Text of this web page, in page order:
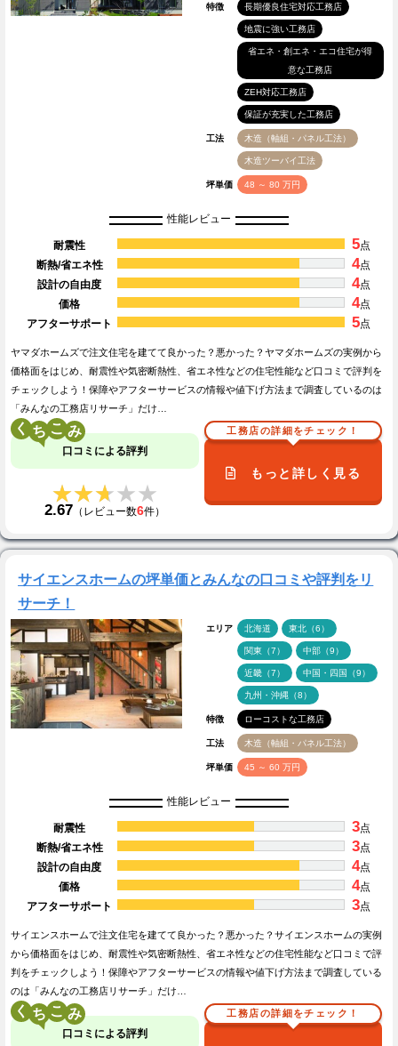
特徴 長期優良住宅対応工務店
地震に強い工務店
省エネ・創エネ・エコ住宅が得
意な工務店
ZEH対応工務店
保証が充実した工務店
工法 木造（軸組・パネル工法）
木造ツーバイ工法
坪単価 48 ～ 80 万円
性能レビュー
耐震性 5点
断熱/省エネ性
4点
設計の自由度
4点
価格
4点
アフターサポート
5点
ヤマダホームズで注文住宅を建てて良かった？悪かった？ヤマダホームズの実例から
価格面をはじめ、耐震性や気密断熱性、省エネ性などの住宅性能など口コミで評判を
チェックしよう！保障やアフターサービスの情報や値下げ方法まで調査しているのは
「みんなの工務店リサーチ」だけ…
く こ
口コミによる評判
★★★★★
★★★★★
2.67 （レビュー数6件）
工務店の詳細をチェック！
もっと詳しく見る
サイエンスホームの坪単価とみんなの口コミや評判をリ
サーチ！
エリア 北海道 東北（6）
関東（7） 中部（9）
近畿（7） 中国・四国（9）
九州・沖縄（8）
特徴 ローコストな工務店
工法 木造（軸組・パネル工法）
坪単価 45 ～ 60 万円
性能レビュー
耐震性 3点
断熱/省エネ性
3点
設計の自由度
4点
価格
4点
アフターサポート
3点
サイエンスホームで注文住宅を建てて良かった？悪かった？サイエンスホームの実例
から価格面をはじめ、耐震性や気密断熱性、省エネ性などの住宅性能など口コミで評
判をチェックしよう！保障やアフターサービスの情報や値下げ方法まで調査している
のは「みんなの工務店リサーチ」だけ…
く こ
口コミによる評判
工務店の詳細をチェック！